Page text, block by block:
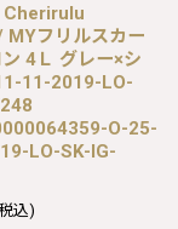
Cherirulu
フリルスカー
ン 4Ｌ グレー×シ
11-2019-LO-
O-25-
LO-SK-IG-
込)